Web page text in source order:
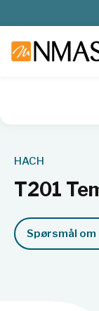
HACH
T201
Spørsmål